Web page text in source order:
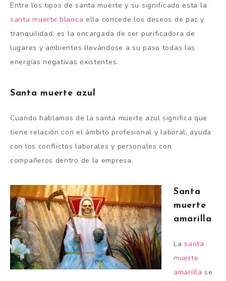
Entre los tipos de santa muerte y su significado esta la
santa muerte blanca ella concede los deseos de paz y
tranquilidad, es la encargada de ser purificadora de
lugares y ambientes llevándose a su paso todas las
energías negativas existentes.
Santa muerte azul
Cuando hablamos de la santa muerte azul significa que
tiene relación con el ámbito profesional y laboral, ayuda
con los conflictos laborales y personales con
compañeros dentro de la empresa.
Santa
muerte
amarilla
Lasanta
muerte
amarilla se